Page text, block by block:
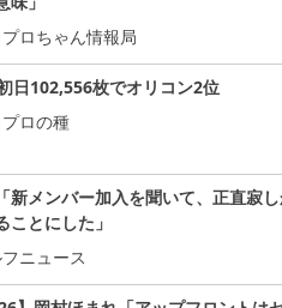
ロちゃん情報局
日102,556枚でオリコン2位
ロの種
新メンバー加入を聞いて、正直寂
ことにした」
ニュース